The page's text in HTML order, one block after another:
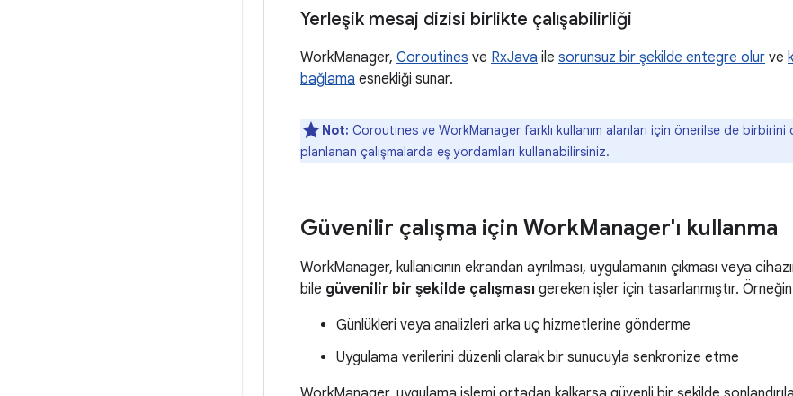
Yerleşik mesaj dizisi birlikte çalışabilirliği
WorkManager, Coroutines ve RxJava ile sorunsuz bir şekilde entegre olur ve
bağlama esnekliği sunar.
Not: Coroutines ve WorkManager farklı kullanım alanları için önerilse de birbirini
planlanan çalışmalarda eş yordamları kullanabilirsiniz.
Güvenilir çalışma için WorkManager'ı kullanma
WorkManager, kullanıcının ekrandan ayrılması, uygulamanın çıkması veya
bile güvenilir bir şekilde çalışması gereken işler için tasarlanmıştır.
Günlükleri veya analizleri arka uç hizmetlerine gönderme
Uygulama verilerini düzenli olarak bir sunucuyla senkronize etme